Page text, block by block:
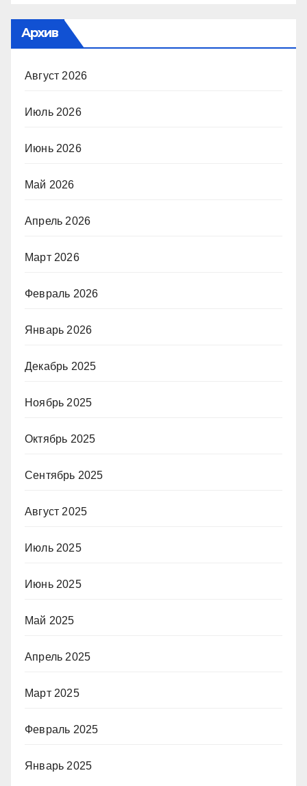
Архив
Август 2026
Июль 2026
Июнь 2026
Май 2026
Апрель 2026
Март 2026
Февраль 2026
Январь 2026
Декабрь 2025
Ноябрь 2025
Октябрь 2025
Сентябрь 2025
Август 2025
Июль 2025
Июнь 2025
Май 2025
Апрель 2025
Март 2025
Февраль 2025
Январь 2025